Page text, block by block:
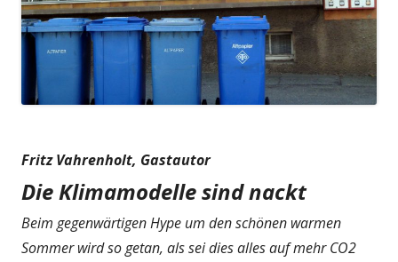
Fritz Vahrenholt, Gastautor
Die Klimamodelle sind nackt
Beim gegenwärtigen Hype um den schönen warmen
Sommer wird so getan, als sei dies alles auf mehr CO2